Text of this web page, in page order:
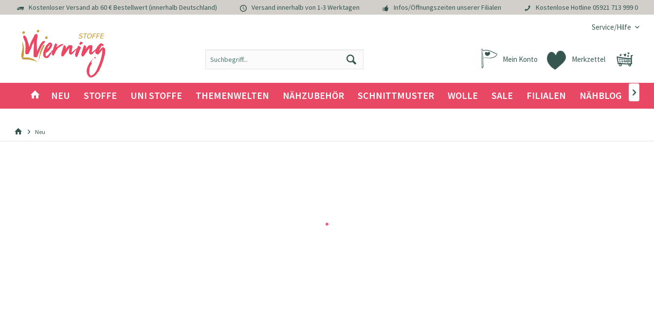
Kostenloser Versand ab 60 € Bestellwert (innerhalb Deutschland) Versand innerhalb von 1-3 Werktagen Infos/Öffnungszeiten unserer Filialen Kostenlose Hotline 05921 713 999 0
Service/Hilfe
Merkzettel
Mein Konto
NEU STOFFE UNI STOFFE THEMENWELTEN NÄHZUBEHÖR SCHNITTMUSTER WOLLE SALE FILIALEN NÄHBLOG 
Neu